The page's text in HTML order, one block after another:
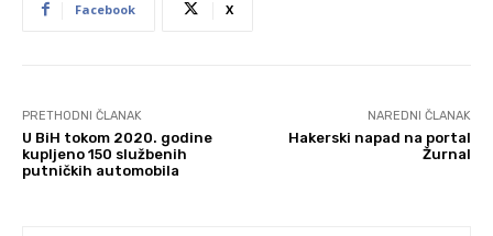
Facebook X
PRETHODNI ČLANAK
U BiH tokom 2020. godine
kupljeno 150 službenih
putničkih automobila
NAREDNI ČLANAK
Hakerski napad na portal
Žurnal